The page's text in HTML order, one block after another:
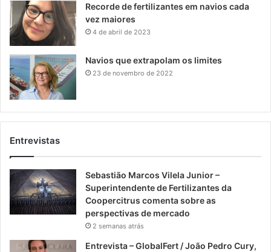
Recorde de fertilizantes em navios cada
vez maiores
4 de abril de 2023
Navios que extrapolam os limites
23 de novembro de 2022
Entrevistas
Sebastião Marcos Vilela Junior –
Superintendente de Fertilizantes da
Coopercitrus comenta sobre as
perspectivas de mercado
2 semanas atrás
Entrevista – GlobalFert / João Pedro Cury,